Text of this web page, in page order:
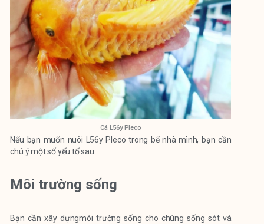
Cá L56y Pleco
Nếu bạn muốn nuôi L56y Pleco trong bể nhà mình, bạn cần
chú ý một số yếu tố sau:
Môi trường sống
Bạn cần xây dựngmôi trường sống cho chúng sống sót và